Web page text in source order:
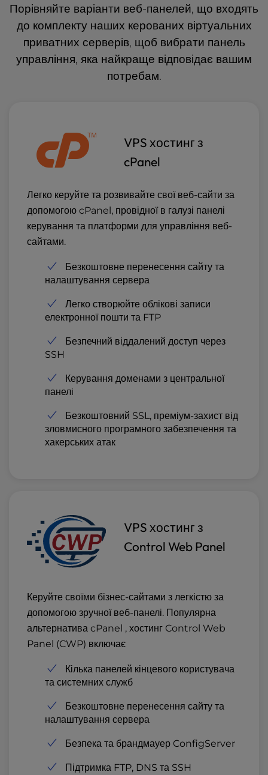
Порівняйте варіанти веб-панелей, що входять
до комплекту наших керованих віртуальних
приватних серверів, щоб вибрати панель
управління, яка найкраще відповідає вашим
потребам.
VPS хостинг з
cPanel
Легко керуйте та розвивайте свої веб-сайти за
допомогою cPanel, провідної в галузі панелі
керування та платформи для управління веб-
сайтами.
Безкоштовне перенесення сайту та
налаштування сервера
Легко створюйте облікові записи
електронної пошти та FTP
Безпечний віддалений доступ через
SSH
Керування доменами з центральної
панелі
Безкоштовний SSL, преміум-захист від
зловмисного програмного забезпечення та
хакерських атак
VPS хостинг з
Control Web Panel
Керуйте своїми бізнес-сайтами з легкістю за
допомогою зручної веб-панелі. Популярна
альтернатива cPanel , хостинг Control Web
Panel (CWP) включає
Кілька панелей кінцевого користувача
та системних служб
Безкоштовне перенесення сайту та
налаштування сервера
Безпека та брандмауер ConfigServer
Підтримка FTP, DNS та SSH